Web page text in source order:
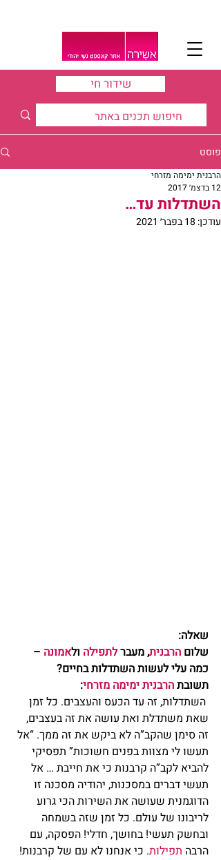
שידור חי
פוסט
השתדלות עד…
הרבנית ימימה מזרחי
12 בדצמ׳ 2017
עודכן: 18 בפבר׳ 2021
שאלה:
שלום הרבנית, מעבר לתפילה ולאמונה –
כמה עלי לעשות השתדלות בחיים?
תשובת הרבנית ימימה מזרחי:
השתדלות, זה עד הכעס והעצבים. כל זמן
שאת משתדלת ואת עושה את זה בעצבים,
זה סימן שהקב”ה לא ביקש את זה ממך. “אל
תעשו לי מצוות בפנים חשוכות” תפסיקי
להביא לקב”ה קרבנות כי את חייבת … אל
תעשי דברים במסכנות, יהודיה מסכנה זו
הדוגמנית שעושה את השירות הכי גרוע
לריבונו של עולם. כל זמן שזה בשמחה
ובחשק תעשי! בחושך, חדלי! הפסקה, עם
הרבה תפילות. כי אנחנו לא עם של קרבנות!